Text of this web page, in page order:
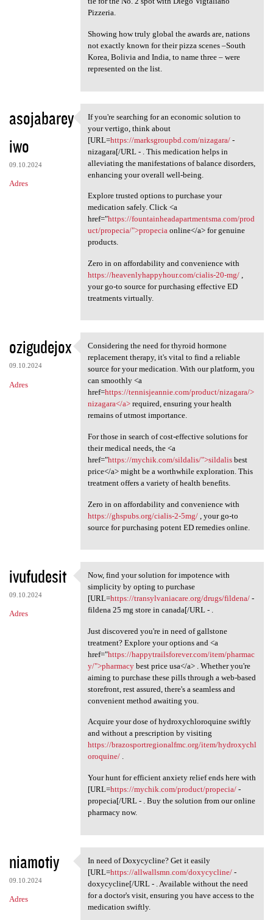
Pizzeria.
Showing how truly global the awards are, nations
not exactly known for their pizza scenes –South
Korea, Bolivia and India, to name three ­– were
represented on the list.
asojabarey
iwo
09.10.2024
Adres
If you're searching for an
If you're searching for an economic solution to
your vertigo, think about
[URL=https://marksgroupbd.com/nizagara/-
nizagara[/URL - . This medication helps in
alleviating the manifestations of balance disorders,
enhancing your overall well-being.
Explore trusted options to purchase your
medication safely. Click <a
href="https://fountainheadapartmentsma.com/prod
uct/propecia/">propeciaonline</a> for genuine
products.
Zero in on affordability and convenience with
https://heavenlyhappyhour.com/cialis-20-mg/,
your go-to source for purchasing effective ED
treatments virtually.
ozigudejox
09.10.2024
Adres
Considering the need for
Considering the need for thyroid hormone
replacement therapy, it's vital to find a reliable
source for your medication. With our platform, you
can smoothly <a
href=https://tennisjeannie.com/product/nizagara/>
nizagara</a>required, ensuring your health
remains of utmost importance.
For those in search of cost-effective solutions for
their medical needs, the <a
href="https://mychik.com/sildalis/">sildalisbest
price</a> might be a worthwhile exploration. This
treatment offers a variety of health benefits.
Zero in on affordability and convenience with
https://ghspubs.org/cialis-2-5mg/, your go-to
source for purchasing potent ED remedies online.
ivufudesit
09.10.2024
Adres
Now, find your solution for
Now, find your solution for impotence with
simplicity by opting to purchase
[URL=https://transylvaniacare.org/drugs/fildena/-
fildena 25 mg store in canada[/URL - .
Just discovered you're in need of gallstone
treatment? Explore your options and <a
href="https://happytrailsforever.com/item/pharmac
y/">pharmacybest price usa</a> . Whether you're
aiming to purchase these pills through a web-based
storefront, rest assured, there's a seamless and
convenient method awaiting you.
Acquire your dose of hydroxychloroquine swiftly
and without a prescription by visiting
https://brazosportregionalfmc.org/item/hydroxychl
oroquine/.
Your hunt for efficient anxiety relief ends here with
[URL=https://mychik.com/product/propecia/-
propecia[/URL - . Buy the solution from our online
pharmacy now.
niamotiy
09.10.2024
Adres
In need of Doxycycline? Get
In need of Doxycycline? Get it easily
[URL=https://allwallsmn.com/doxycycline/-
doxycycline[/URL - . Available without the need
for a doctor's visit, ensuring you have access to the
medication swiftly.